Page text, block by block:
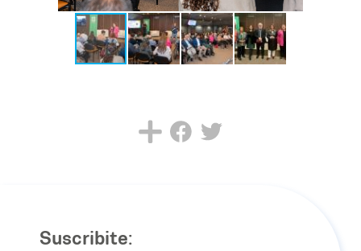
Suscribite: